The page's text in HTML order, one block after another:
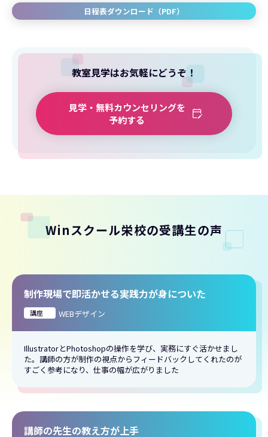
日程表ダウンロード（PDF）
教室見学はお気軽にどうぞ！
見学・無料カウンセリングを
予約する
Winスクール栄校の受講生の声
制作現場で即活かせる実践力が身についた
講座 WEBデザイン
IllustratorとPhotoshopの操作を学び、実務にすぐ活かせまし
た。講師の方が制作の視点からフィードバックしてくれたのが
すごく参考になり、仕事の幅が広がりました
講師の先生の教え方が上手